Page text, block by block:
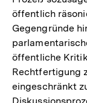
öffentlich
Gegengründe
öffentliche
Rechtfertigung
eingeschränkt